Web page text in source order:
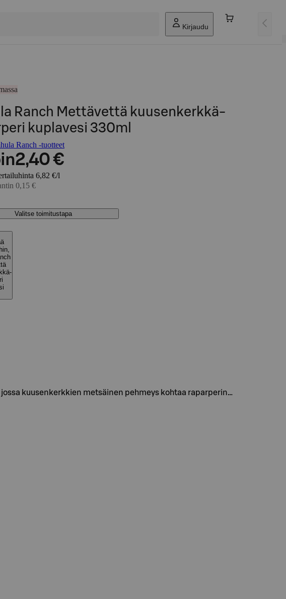
Kirjaudu
Ranch Mettävettä kuusenkerkkä-
kuplavesi 330ml
Ranch -tuotteet
2,40 €
6,82 €/l
0,15 €
Valitse toimitustapa
kuusenkerkkien metsäinen pehmeys kohtaa raparperin…